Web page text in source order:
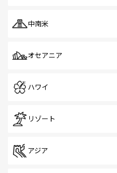
中南米
オセアニア
ハワイ
リゾート
アジア